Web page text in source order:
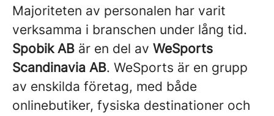
Majoriteten av personalen har varit
verksamma i branschen under lång tid.
Spobik AB är en del av WeSports
Scandinavia AB. WeSports är en grupp
av enskilda företag, med både
onlinebutiker, fysiska destinationer och